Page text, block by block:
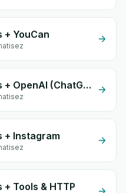
+ YouCan
Zakrix Express + OpenAI (ChatGPT)
+ Instagram
Tools & HTTP